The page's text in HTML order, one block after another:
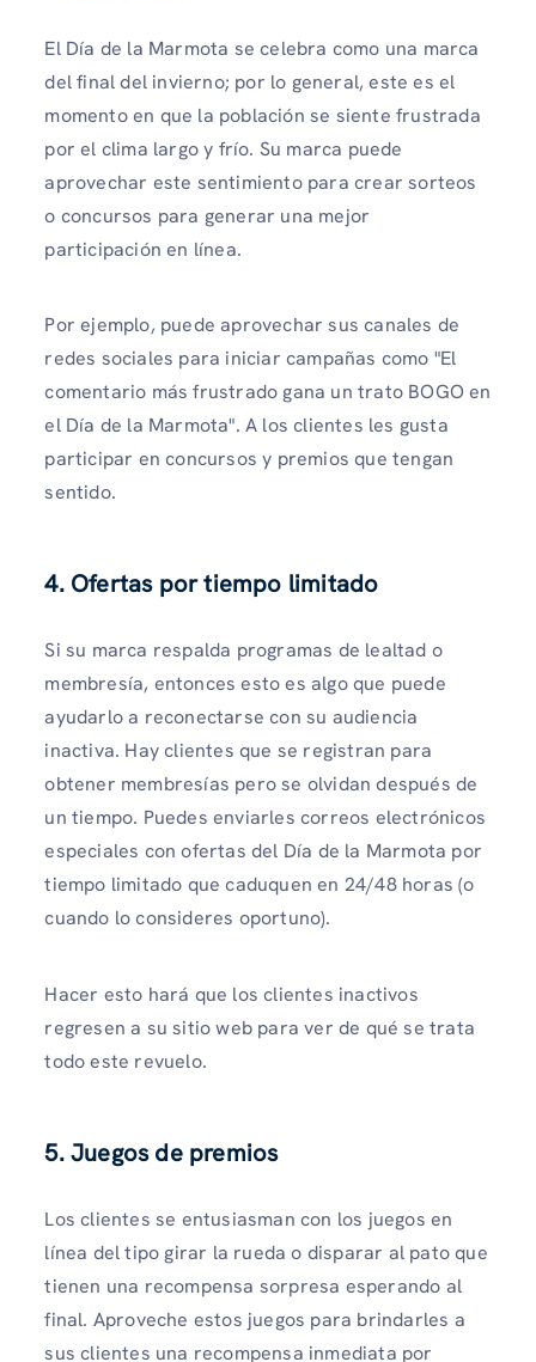
El Día de la Marmota se celebra como una marca
del final del invierno; por lo general, este es el
momento en que la población se siente frustrada
por el clima largo y frío. Su marca puede
aprovechar este sentimiento para crear sorteos
o concursos para generar una mejor
participación en línea.
Por ejemplo, puede aprovechar sus canales de
redes sociales para iniciar campañas como "El
comentario más frustrado gana un trato BOGO en
el Día de la Marmota". A los clientes les gusta
participar en concursos y premios que tengan
sentido.
4. Ofertas por tiempo limitado
Si su marca respalda programas de lealtad o
membresía, entonces esto es algo que puede
ayudarlo a reconectarse con su audiencia
inactiva. Hay clientes que se registran para
obtener membresías pero se olvidan después de
un tiempo. Puedes enviarles correos electrónicos
especiales con ofertas del Día de la Marmota por
tiempo limitado que caduquen en 24/48 horas (o
cuando lo consideres oportuno).
Hacer esto hará que los clientes inactivos
regresen a su sitio web para ver de qué se trata
todo este revuelo.
5. Juegos de premios
Los clientes se entusiasman con los juegos en
línea del tipo girar la rueda o disparar al pato que
tienen una recompensa sorpresa esperando al
final. Aproveche estos juegos para brindarles a
sus clientes una recompensa inmediata por